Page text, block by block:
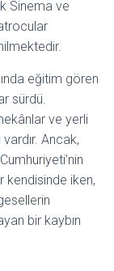
Sinema ve
eğitim gören
sürdü.
ve yerli
Ancak,
kendisinde iken,
bir kaybın